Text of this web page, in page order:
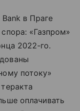
в Праге
«Газпром»
2022-го.
потоку»
оплачивать